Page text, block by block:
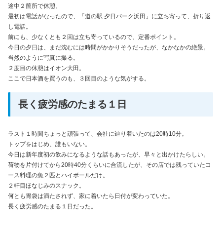
途中２箇所で休憩。
最初は電話がなったので、「道の駅 夕日パーク浜田」に立ち寄って、折り返
し電話。
前にも、少なくとも２回は立ち寄っているので、定番ポイント。
今日の夕日は、まだ沈むには時間がかかりそうだったが、なかなかの絶景。
当然のように写真に撮る。
２度目の休憩はイオン大田。
ここで日本酒を買うのも、３回目のような気がする。
長く疲労感のたまる１日
ラスト１時間ちょっと頑張って、会社に辿り着いたのは20時10分。
トップをはじめ、誰もいない。
今日は新年度初の飲みになるような話もあったが、早々と出かけたらしい。
荷物を片付けてから20時40分くらいに合流したが、その店では残っていたコ
ース料理の魚２匹とハイボールだけ。
２軒目ほなじみのスナック。
何とも胃袋は満たされず、家に着いたら日付が変わっていた。
長く疲労感のたまる１日だった。